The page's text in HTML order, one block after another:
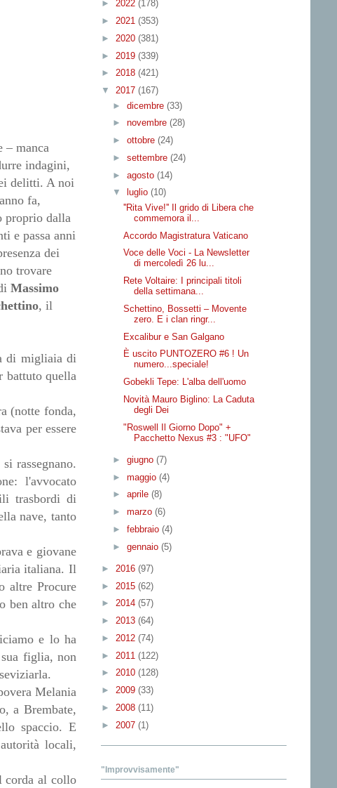
– manca
indagini,
delitti. A noi
fa,
proprio dalla
e passa anni
dei
trovare
Massimo
, il
di migliaia di
battuto quella
(notte fonda,
per essere
rassegnano.
l'avvocato
trasbordi di
nave, tanto
e giovane
italiana. Il
altre Procure
ben altro che
e lo ha
figlia, non
Melania
a Brembate,
spaccio. E
locali,
corda al collo
► 2022 (178)
► 2021 (353)
► 2020 (381)
► 2019 (339)
► 2018 (421)
▼ 2017 (167)
► dicembre (33)
► novembre (28)
► ottobre (24)
► settembre (24)
► agosto (14)
▼
luglio (10)
''Rita Vive!'' Il grido di Libera che
commemora il...
Accordo Magistratura Vaticano
Voce delle Voci - La Newsletter
di mercoledì 26 lu...
Rete Voltaire: I principali titoli
della settimana...
Schettino, Bossetti – Movente
zero. E i clan ringr...
Excalibur e San Galgano
È uscito PUNTOZERO #6 ! Un
numero...speciale!
Gobekli Tepe: L'alba dell'uomo
Novità Mauro Biglino: La Caduta
degli Dei
"Roswell Il Giorno Dopo" +
Pacchetto Nexus #3 : "UFO"
► giugno (7)
► maggio (4)
► aprile (8)
► marzo (6)
► febbraio (4)
► gennaio (5)
► 2016 (97)
► 2015 (62)
► 2014 (57)
► 2013 (64)
► 2012 (74)
► 2011 (122)
► 2010 (128)
► 2009 (33)
► 2008 (11)
► 2007 (1)
"Improvvisamente"